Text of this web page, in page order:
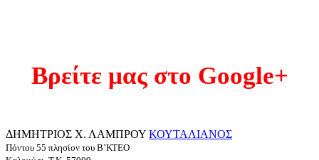
Βρείτε μας στο Google+
ΔΗΜΗΤΡΙΟΣ Χ. ΛΑΜΠΡΟΥ ΚΟΥΤΑΛΙΑΝΟΣ
Πόντου 55 πλησίον του Β’ΚΤΕΟ